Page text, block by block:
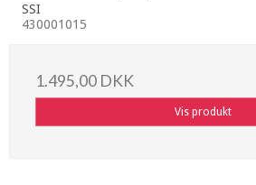
SSI
430001015
1.495,00 DKK
Vis produkt